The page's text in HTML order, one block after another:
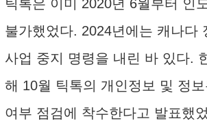
틱톡은 이미 2020년 6월부터 인
불가했었다. 2024년에는 캐나다
사업 중지 명령을 내린 바 있다.
해 10월 틱톡의 개인정보 및 정
여부 점검에 착수한다고 발표했